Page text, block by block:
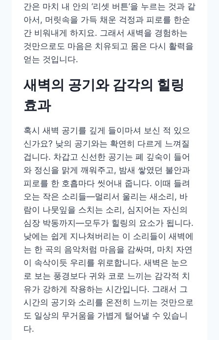
간은 마치 내 안의 ‘리셋 버튼’을 누르는 것과 같
아서, 머릿속을 가득 채운 걱정과 피로를 한순
간 비워내게 하지요. 그래서 새벽을 경험하는
것만으로도 마음은 치유되고 몸은 다시 활력을
얻는 것입니다.
새벽의 공기와 감각의 힐링
효과
혹시 새벽 공기를 깊게 들이마셔 보신 적 있으
신가요? 낮의 공기와는 확연히 다르게 느껴질
겁니다. 차갑고 신선한 공기는 폐 깊숙이 들어
와 정신을 맑게 깨워주고, 밤새 쌓였던 불안과
피로를 한 호흡마다 씻어내 줍니다. 이때 들려
오는 작은 소리들—멀리서 울리는 새소리, 바
람이 나뭇잎을 스치는 소리, 심지어는 자신의
심장 박동까지—모두가 힐링의 요소가 됩니다.
낮에는 쉽게 지나쳐버리는 이 소리들이 새벽에
는 한 곡의 음악처럼 마음을 감싸며, 마치 자연
이 속삭이듯 우리를 위로합니다. 새벽은 눈으
로 보는 풍경보다 귀와 코로 느끼는 감각적 치
유가 강하게 작용하는 시간입니다. 그래서 그
시간의 공기와 소리를 온전히 느끼는 것만으로
도 일상의 무거움을 가볍게 털어낼 수 있습니
다.